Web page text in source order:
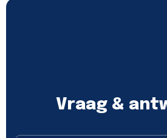
Vraag &